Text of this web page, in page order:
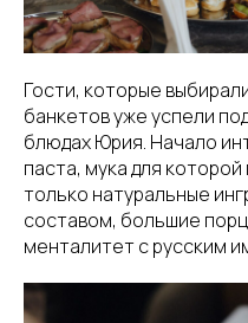
Гости, которые
банкетов уже успели
блюдах Юрия. Начало
паста, мука для
только натуральные
составом, большие
менталитет с русским